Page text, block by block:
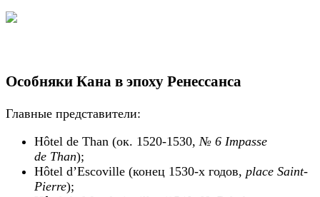
Особняки Кана в эпоху Ренессанса
Главные представители:
Hôtel de Than (ок. 1520-1530, № 6 Impasse
de Than);
Hôtel d’Escoville (конец 1530-х годов, place Saint-
Pierre);